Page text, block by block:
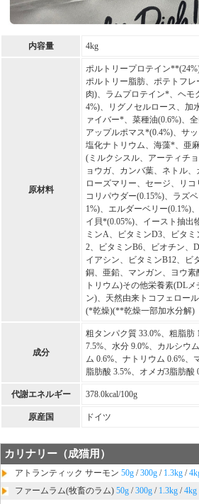
内容量 4kg
原材料
ポルトリープロテイン
ポルトリー脂肪、ポテトフレ
肉)、ラムプロテイン*、ヘモ
4%)、リグノセルロース、加
ァイバー*、菜種油(0.6%)、
アップルポマス*(0.4%)、サ
塩化ナトリウム、海藻*、亜
(ミルクシスル、アーティチ
ョウガ、カンバ葉、ネトル、
ローズマリー、セージ、リ
コリパウダー(0.15%)、ラズ
1%)、エルダーベリー(0.1%)
イ貝*(0.05%)、イースト抽出
ミンA、ビタミンD3、ビタ
2、ビタミンB6、ビオチン、
イアシン、ビタミンB12、ビ
銅、亜鉛、マンガン、ヨウ
トリウム)その他栄養素(DL
ン)、天然由来トコフェロー
(*乾燥)(**乾燥一部加水分解)
成分
粗タンパク質 33.0%、粗脂肪
7.5%、水分 9.0%、カルシウ
ム 0.6%、ナトリウム 0.6%、
脂肪酸 3.5%、オメガ3脂肪酸
代謝エネルギー 378.0kcal/100g
原産国 ドイツ
カリナリー（成猫用）
アトランティック サーモン 50g /300g / 1.3kg /
ファームラム(牧畜のラム) 50g /300g / 1.3kg /4kg